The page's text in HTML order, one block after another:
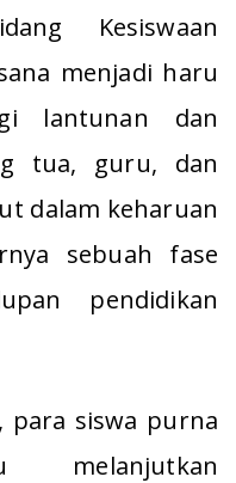
Kesiswaan
menjadi haru
lantunan dan
tua, guru, dan
dalam keharuan
sebuah fase
pendidikan
para siswa purna
melanjutkan